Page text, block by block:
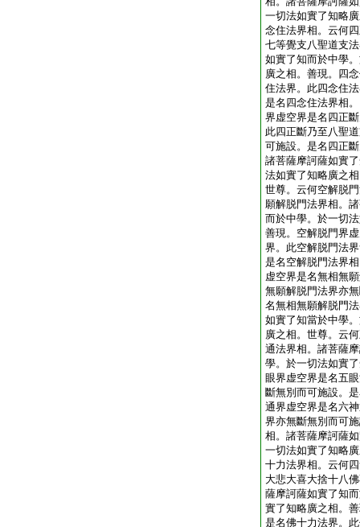
一切法如實了知略
念住法界相。云何
七等覺支八聖道支
如實了知而於中學
廣之相。善現。四
住法界。此四念住
是名四念住法界相
界虚空界是名四正
此四正斷乃至八聖
可施設。是名四正
諸菩薩摩訶薩如實
法如實了知略廣之相
世尊。云何空解脱
願解脱門法界相。
而於中學。於一切
善現。空解脱門界
界。此空解脱門法
是名空解脱門法界
虚空界是名無相無
無願解脱門法界亦
名無相無願解脱門
如實了知當於中學
廣之相。世尊。云
通法界相。諸菩薩
學。於一切法如實
眼界虚空界是名五
斷無別而可施設。
通界虚空界是名六
界亦無斷無別而可
相。諸菩薩摩訶薩
一切法如實了知略
十力法界相。云何
大悲大喜大捨十八
薩摩訶薩如實了知
實了知略廣之相。
是名佛十力法界。